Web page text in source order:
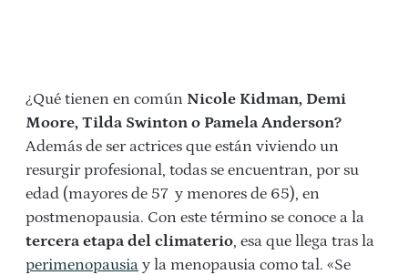
¿Qué tienen en común Nicole Kidman, Demi
Moore, Tilda Swinton o Pamela Anderson?
Además de ser actrices que están viviendo un
resurgir profesional, todas se encuentran, por su
edad (mayores de 57 y menores de 65), en
postmenopausia. Con este término se conoce a la
tercera etapa del climaterio, esa que llega tras la
perimenopausia y la menopausia como tal. «Se